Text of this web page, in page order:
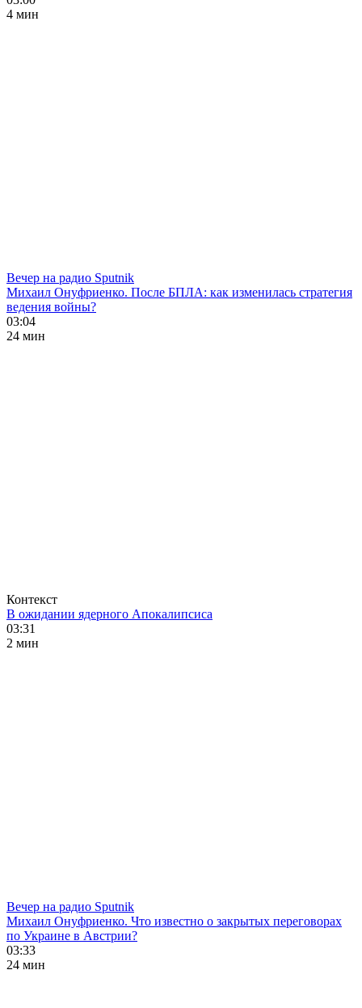
4 мин
Вечер на радио Sputnik
Михаил Онуфриенко. После БПЛА: как изменилась стратегия
ведения войны?
03:04
24 мин
Контекст
В ожидании ядерного Апокалипсиса
03:31
2 мин
Вечер на радио Sputnik
Михаил Онуфриенко. Что известно о закрытых переговорах
по Украине в Австрии?
03:33
24 мин